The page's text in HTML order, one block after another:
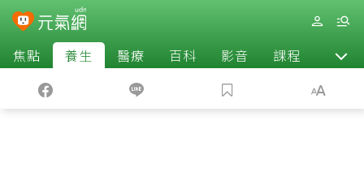
焦點 養生 醫療 百科 影音 課程 退休